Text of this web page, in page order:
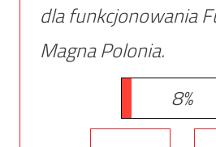
dla funkcjonowania
Magna Polonia.
8%